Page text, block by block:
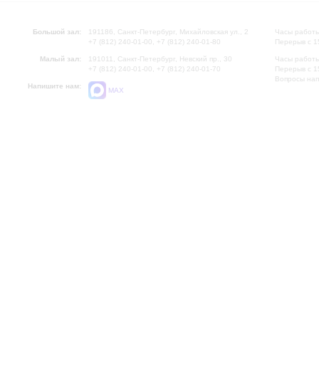
Большой зал:
191186, Санкт-Петербург, Михайловская ул., 2
+7 (812) 240-01-00, +7 (812) 240-01-80
Малый зал:
191011, Санкт-Петербург, Невский пр., 30
+7 (812) 240-01-00, +7 (812) 240-01-70
Напишите нам:
MAX
Часы
Перерыв с
Часы
Перерыв с
Вопросы